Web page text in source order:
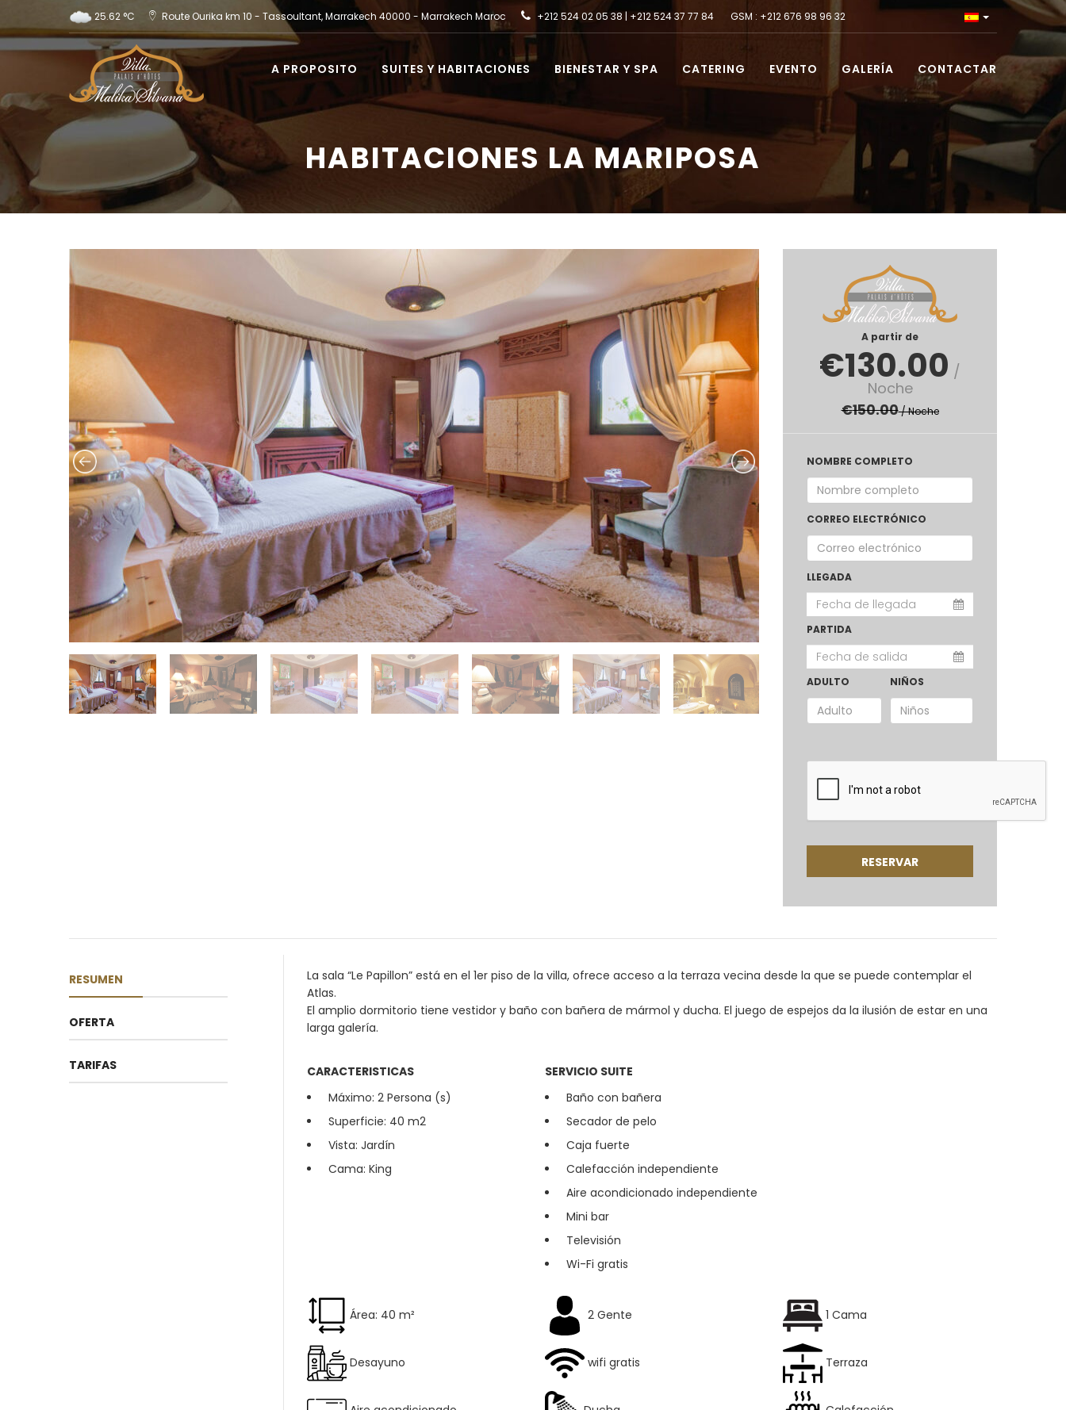
25.62 °C Route Ourika km 10 - Tassoultant, Marrakech 40000 - Marrakech Maroc +212 524 02 05 38 | +212 524 37 77 84 GSM : +212 676 98 96 32
A PROPOSITO SUITES Y HABITACIONES BIENESTAR Y SPA CATERING EVENTO GALERÍA CONTACTAR
HABITACIONES LA MARIPOSA
A partir de
€130.00 /
Noche
€150.00/ Noche
NOMBRE COMPLETO
CORREO ELECTRÓNICO
LLEGADA
PARTIDA
ADULTO NIÑOS
RESUMEN
OFERTA
TARIFAS
La sala “Le Papillon” está en el 1er piso de la villa, ofrece acceso a la terraza vecina desde la que se puede contemplar el
Atlas.
El amplio dormitorio tiene vestidor y baño con bañera de mármol y ducha. El juego de espejos da la ilusión de estar en una
larga galería.
CARACTERISTICAS
Máximo: 2 Persona (s)
Superficie: 40 m2
Vista: Jardín
Cama: King
SERVICIO SUITE
Baño con bañera
Secador de pelo
Caja fuerte
Calefacción independiente
Aire acondicionado independiente
Mini bar
Televisión
Wi-Fi gratis
Área: 40 m² 2 Gente 1 Cama
Desayuno wifi gratis Terraza